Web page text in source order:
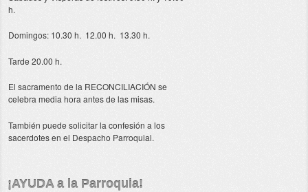
h.
Domingos: 10.30 h. 12.00 h. 13.30 h.
Tarde 20.00 h.
El sacramento de la RECONCILIACIÓN se
celebra media hora antes de las misas.
También puede solicitar la confesión a los
sacerdotes en el Despacho Parroquial.
¡AYUDA a la Parroquia!